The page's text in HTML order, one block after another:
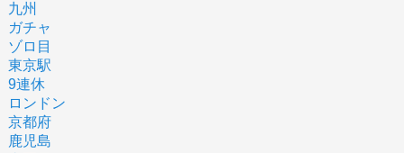
九州
ガチャ
ゾロ目
東京駅
9連休
ロンドン
京都府
鹿児島